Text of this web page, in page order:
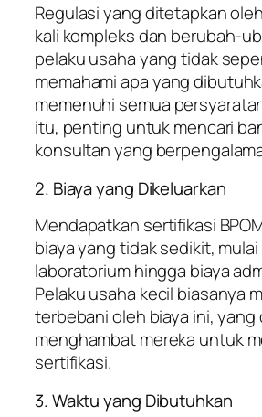
Regulasi yang ditetapkan
kali kompleks dan berubah-
pelaku usaha yang tidak
memahami apa yang
memenuhi semua
itu, penting untuk mencari
konsultan yang
2. Biaya yang Dikeluarkan
Mendapatkan sertifikasi
biaya yang tidak sedikit,
laboratorium hingga biaya
Pelaku usaha kecil biasanya
terbebani oleh biaya ini, yang
menghambat mereka untuk
sertifikasi.
3. Waktu yang Dibutuhkan